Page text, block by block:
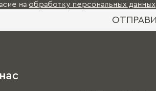
на обработку персональных данных